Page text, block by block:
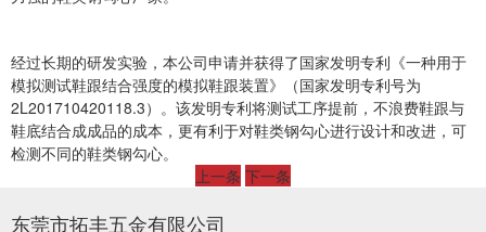
经过长期的研发实验，本公司申请并获得了国家发明专利《一种用于
模拟测试鞋跟结合强度的模拟鞋跟装置》（国家发明专利号为
2L201710420118.3）。该发明专利将测试工序提前，不浪费鞋跟与
鞋底结合成成品的成本，更有利于对鞋类钢勾心进行设计和改进，可
检测不同的鞋类钢勾心。
上一条 下一条
东莞市拓丰五金有限公司